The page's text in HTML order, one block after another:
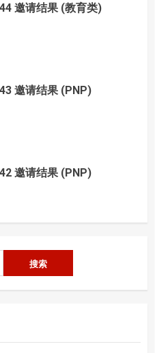
邀请结果 (教育类)
邀请结果 (PNP)
邀请结果 (PNP)
搜索